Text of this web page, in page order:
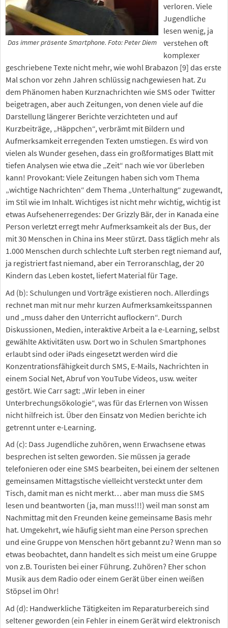
Das immer präsente Smartphone. Foto: Peter Diem
verloren. Viele
Jugendliche
lesen wenig, ja
verstehen oft
komplexer
geschriebene Texte nicht mehr, wie wohl Brabazon [9] das erste
Mal schon vor zehn Jahren schlüssig nachgewiesen hat. Zu
dem Phänomen haben Kurznachrichten wie SMS oder Twitter
beigetragen, aber auch Zeitungen, von denen viele auf die
Darstellung längerer Berichte verzichteten und auf
Kurzbeiträge, „Häppchen“, verbrämt mit Bildern und
Aufmerksamkeit erregenden Texten umstiegen. Es wird von
vielen als Wunder gesehen, dass ein großformatiges Blatt mit
tiefen Analysen wie etwa die „Zeit“ nach wie vor überleben
kann! Provokant: Viele Zeitungen haben sich vom Thema
„wichtige Nachrichten“ dem Thema „Unterhaltung“ zugewandt,
im Stil wie im Inhalt. Wichtiges ist nicht mehr wichtig, wichtig ist
etwas Aufsehenerregendes: Der Grizzly Bär, der in Kanada eine
Person verletzt erregt mehr Aufmerksamkeit als der Bus, der
mit 30 Menschen in China ins Meer stürzt. Dass täglich mehr als
1.000 Menschen durch schlechte Luft sterben regt niemand auf,
ja registriert fast niemand, aber ein Terroranschlag, der 20
Kindern das Leben kostet, liefert Material für Tage.
Ad (b): Schulungen und Vorträge existieren noch. Allerdings
rechnet man mit nur mehr kurzen Aufmerksamkeitsspannen
und „muss daher den Unterricht auflockern“. Durch
Diskussionen, Medien, interaktive Arbeit a la e-Learning, selbst
gewählte Aktivitäten usw. Dort wo in Schulen Smartphones
erlaubt sind oder iPads eingesetzt werden wird die
Konzentrationsfähigkeit durch SMS, E-Mails, Nachrichten in
einem Social Net, Abruf von YouTube Videos, usw. weiter
gestört. Wie Carr sagt: „Wir leben in einer
Unterbrechungsökologie“, was für das Erlernen von Wissen
nicht hilfreich ist. Über den Einsatz von Medien berichte ich
getrennt unter e-Learning.
Ad (c): Dass Jugendliche zuhören, wenn Erwachsene etwas
besprechen ist selten geworden. Sie müssen ja gerade
telefonieren oder eine SMS bearbeiten, bei einem der seltenen
gemeinsamen Mittagstische vielleicht versteckt unter dem
Tisch, damit man es nicht merkt… aber man muss die SMS
lesen und beantworten (ja, man muss!!!) weil man sonst am
Nachmittag mit den Freunden keine gemeinsame Basis mehr
hat. Umgekehrt, wie häufig sieht man eine Person sprechen
und eine Gruppe von Menschen hört gebannt zu? Wenn man so
etwas beobachtet, dann handelt es sich meist um eine Gruppe
von z.B. Touristen bei einer Führung. Zuhören? Eher schon
Musik aus dem Radio oder einem Gerät über einen weißen
Stöpsel im Ohr!
Ad (d): Handwerkliche Tätigkeiten im Reparaturbereich sind
seltener geworden (ein Fehler in einem Gerät wird elektronisch